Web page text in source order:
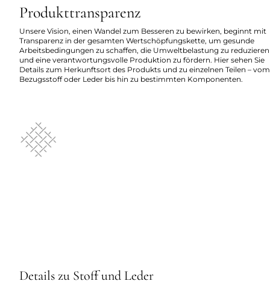
Produkttransparenz
Unsere Vision, einen Wandel zum Besseren zu bewirken, beginnt mit
Transparenz in der gesamten Wertschöpfungskette, um gesunde
Arbeitsbedingungen zu schaffen, die Umweltbelastung zu reduzieren
und eine verantwortungsvolle Produktion zu fördern. Hier sehen Sie
Details zum Herkunftsort des Produkts und zu einzelnen Teilen – vom
Bezugsstoff oder Leder bis hin zu bestimmten Komponenten.
Details zu Stoff und Leder